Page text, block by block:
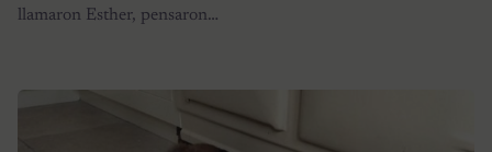
llamaron Esther, pensaron…